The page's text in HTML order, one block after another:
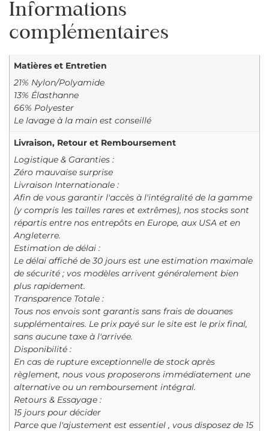
Informations
complémentaires
Matières et Entretien
21% Nylon/Polyamide
13% Élasthanne
66% Polyester
Le lavage à la main est conseillé
Livraison, Retour et Remboursement
Logistique & Garanties :
Zéro mauvaise surprise
Livraison Internationale :
Afin de vous garantir l'accès à l'intégralité de la gamme
(y compris les tailles rares et extrêmes), nos stocks sont
répartis entre nos entrepôts en Europe, aux USA et en
Angleterre.
Estimation de délai :
Le délai affiché de 30 jours est une estimation maximale
de sécurité ; vos modèles arrivent généralement bien
plus rapidement.
Transparence Totale :
Tous nos envois sont garantis sans frais de douanes
supplémentaires. Le prix payé sur le site est le prix final,
sans aucune taxe à l'arrivée.
Disponibilité :
En cas de rupture exceptionnelle de stock après
règlement, nous vous proposerons immédiatement une
alternative ou un remboursement intégral.
Retours & Essayage :
15 jours pour décider
Parce que l'ajustement est essentiel , vous disposez de 15